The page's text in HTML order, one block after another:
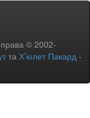
права © 2002-
та Х’юлет Пакард -